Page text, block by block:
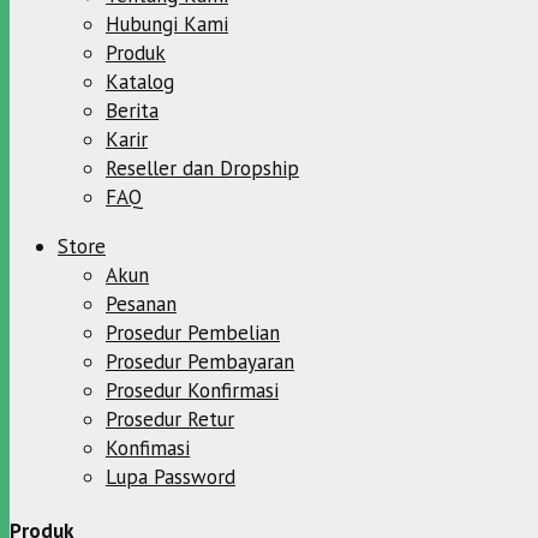
Hubungi Kami
Produk
Katalog
Berita
Karir
Reseller dan Dropship
FAQ
Store
Akun
Pesanan
Prosedur Pembelian
Prosedur Pembayaran
Prosedur Konfirmasi
Prosedur Retur
Konfimasi
Lupa Password
Produk